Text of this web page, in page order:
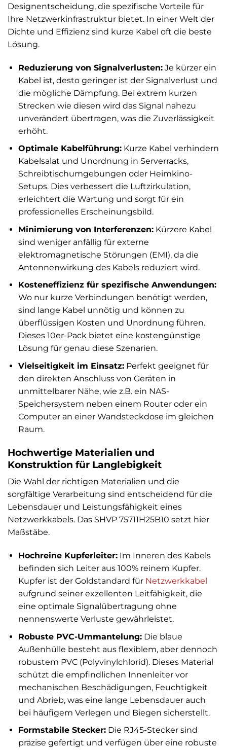
Designentscheidung, die spezifische Vorteile für
Ihre Netzwerkinfrastruktur bietet. In einer Welt der
Dichte und Effizienz sind kurze Kabel oft die beste
Lösung.
Reduzierung von Signalverlusten:Je kürzer ein
Kabel ist, desto geringer ist der Signalverlust und
die mögliche Dämpfung. Bei extrem kurzen
Strecken wie diesen wird das Signal nahezu
unverändert übertragen, was die Zuverlässigkeit
erhöht.
Optimale Kabelführung:Kurze Kabel verhindern
Kabelsalat und Unordnung in Serverracks,
Schreibtischumgebungen oder Heimkino-
Setups. Dies verbessert die Luftzirkulation,
erleichtert die Wartung und sorgt für ein
professionelles Erscheinungsbild.
Minimierung von Interferenzen:Kürzere Kabel
sind weniger anfällig für externe
elektromagnetische Störungen (EMI), da die
Antennenwirkung des Kabels reduziert wird.
Kosteneffizienz für spezifische Anwendungen:
Wo nur kurze Verbindungen benötigt werden,
sind lange Kabel unnötig und können zu
überflüssigen Kosten und Unordnung führen.
Dieses 10er-Pack bietet eine kostengünstige
Lösung für genau diese Szenarien.
Vielseitigkeit im Einsatz:Perfekt geeignet für
den direkten Anschluss von Geräten in
unmittelbarer Nähe, wie z.B. ein NAS-
Speichersystem neben einem Router oder ein
Computer an einer Wandsteckdose im gleichen
Raum.
Hochwertige Materialien und
Konstruktion für Langlebigkeit
Die Wahl der richtigen Materialien und die
sorgfältige Verarbeitung sind entscheidend für die
Lebensdauer und Leistungsfähigkeit eines
Netzwerkkabels. Das SHVP 75711H25B10 setzt hier
Maßstäbe.
Hochreine Kupferleiter:Im Inneren des Kabels
befinden sich Leiter aus 100% reinem Kupfer.
Kupfer ist der Goldstandard für Netzwerkkabel
aufgrund seiner exzellenten Leitfähigkeit, die
eine optimale Signalübertragung ohne
nennenswerte Verluste gewährleistet.
Robuste PVC-Ummantelung:Die blaue
Außenhülle besteht aus flexiblem, aber dennoch
robustem PVC (Polyvinylchlorid). Dieses Material
schützt die empfindlichen Innenleiter vor
mechanischen Beschädigungen, Feuchtigkeit
und Abrieb, was eine lange Lebensdauer auch
bei häufigem Verlegen und Biegen sicherstellt.
Formstabile Stecker:Die RJ45-Stecker sind
präzise gefertigt und verfügen über eine robuste